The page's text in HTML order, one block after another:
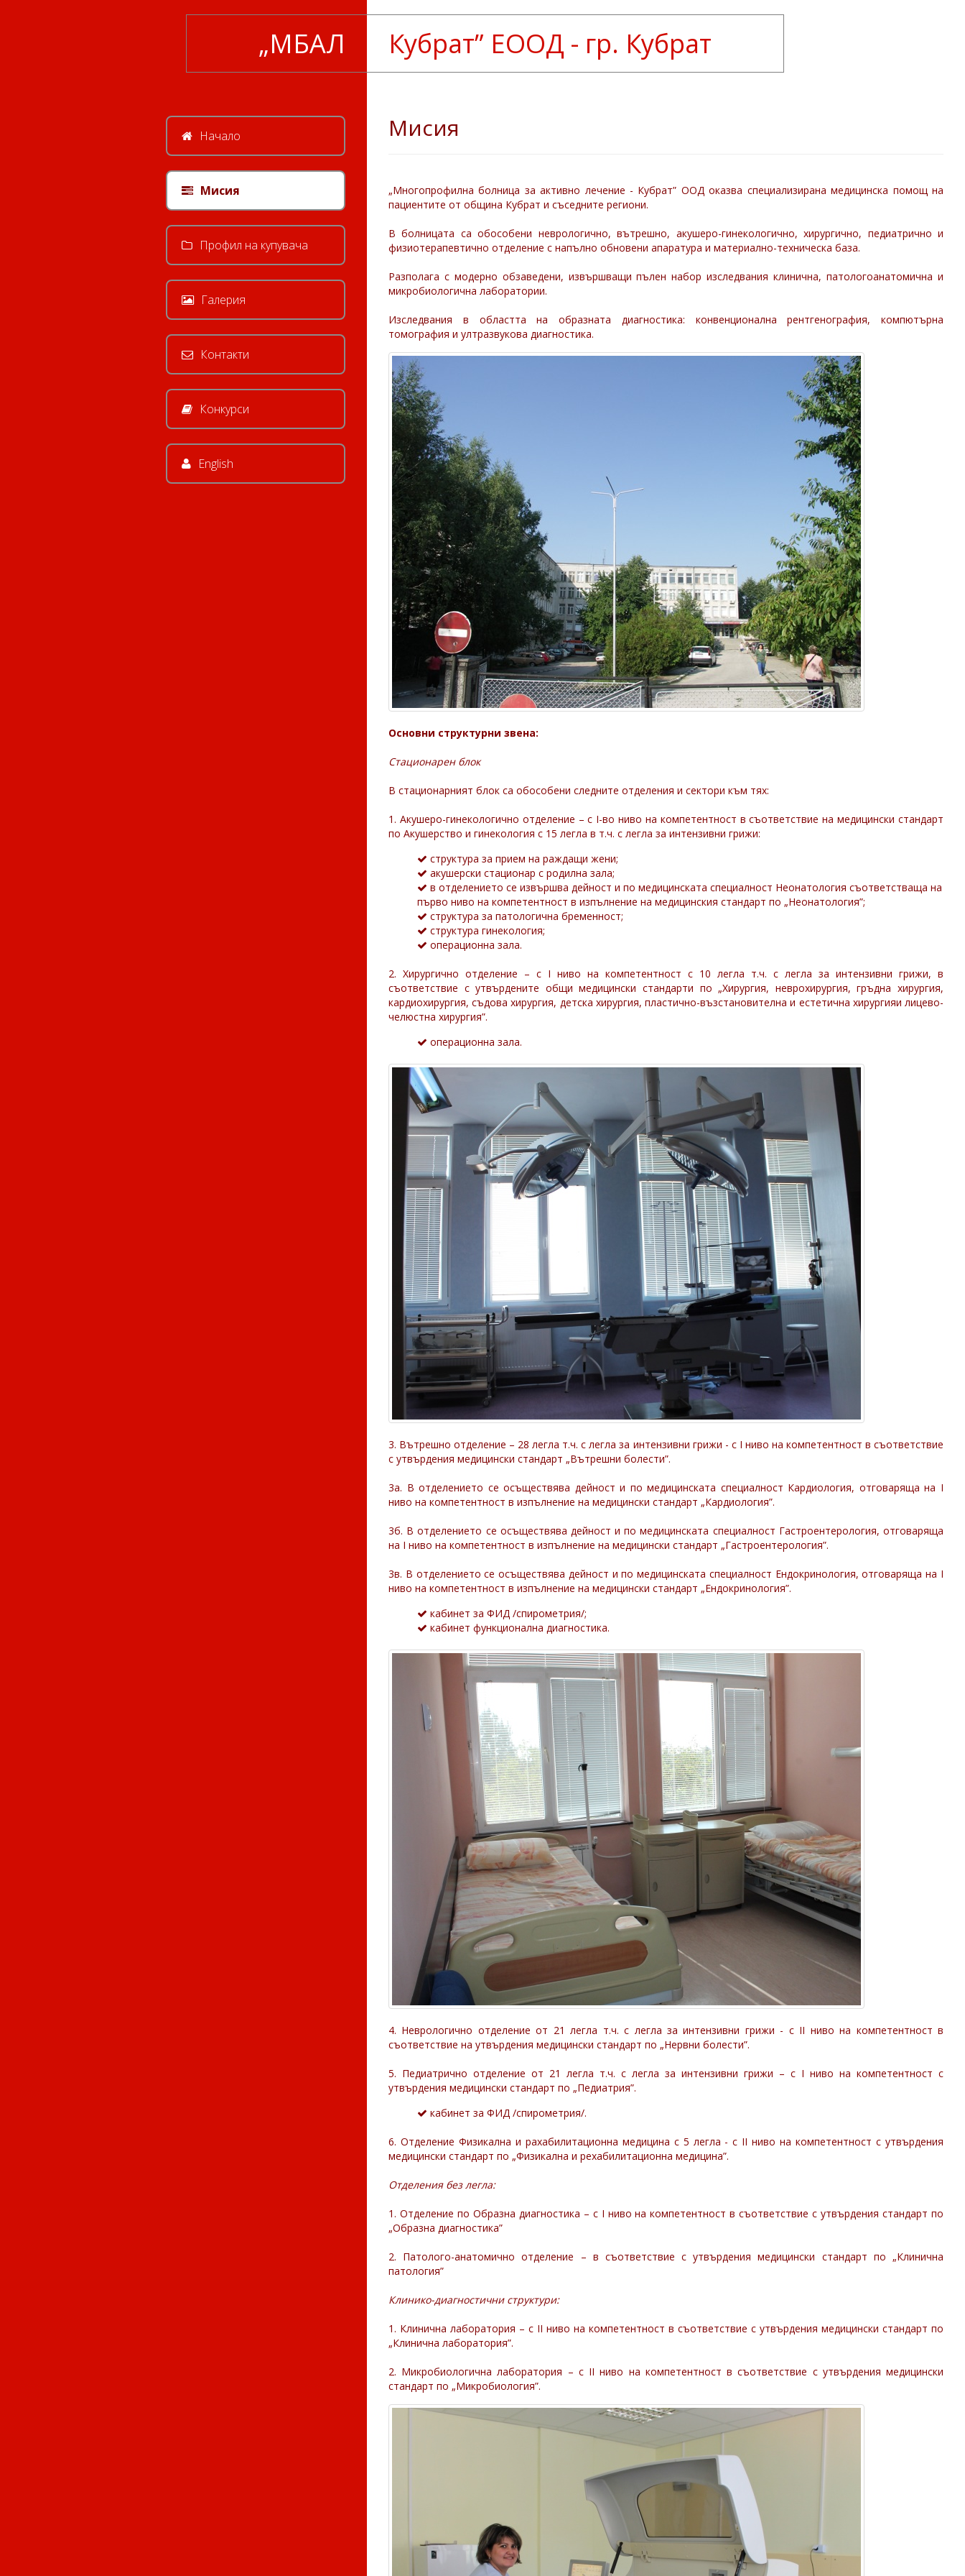
„МБАЛ
Начало
Мисия
Профил на купувача
Галерия
Контакти
Конкурси
English
Кубрат” ЕООД - гр. Кубрат
Мисия
„Многопрофилна болница за активно лечение - Кубрат” ООД оказва специализирана медицинска помощ на
пациентите от община Кубрат и съседните региони.
В болницата са обособени неврологично, вътрешно, акушеро-гинекологично, хирургично, педиатрично и
физиотерапевтично отделение с напълно обновени апаратура и материално-техническа база.
Разполага с модерно обзаведени, извършващи пълен набор изследвания клинична, патологоанатомична и
микробиологична лаборатории.
Изследвания в областта на образната диагностика: конвенционална рентгенография, компютърна
томография и ултразвукова диагностика.
Основни структурни звена:
Стационарен блок
В стационарният блок са обособени следните отделения и сектори към тях:
1. Акушеро-гинекологично отделение – с І-во ниво на компетентност в съответствие на медицински стандарт
по Акушерство и гинекология с 15 легла в т.ч. с легла за интензивни грижи:
структура за прием на раждащи жени;
акушерски стационар с родилна зала;
в отделението се извършва дейност и по медицинската специалност Неонатология съответстваща на
първо ниво на компетентност в изпълнение на медицинския стандарт по „Неонатология”;
структура за патологична бременност;
структура гинекология;
операционна зала.
2. Хирургично отделение – с І ниво на компетентност с 10 легла т.ч. с легла за интензивни грижи, в
съответствие с утвърдените общи медицински стандарти по „Хирургия, неврохирургия, гръдна хирургия,
кардиохирургия, съдова хирургия, детска хирургия, пластично-възстановителна и естетична хирургияи лицево-
челюстна хирургия”.
операционна зала.
3. Вътрешно отделение – 28 легла т.ч. с легла за интензивни грижи - с І ниво на компетентност в съответствие
с утвърдения медицински стандарт „Вътрешни болести”.
3а. В отделението се осъществява дейност и по медицинската специалност Кардиология, отговаряща на І
ниво на компетентност в изпълнение на медицински стандарт „Кардиология”.
3б. В отделението се осъществява дейност и по медицинската специалност Гастроентерология, отговаряща
на І ниво на компетентност в изпълнение на медицински стандарт „Гастроентерология”.
3в. В отделението се осъществява дейност и по медицинската специалност Ендокринология, отговаряща на І
ниво на компетентност в изпълнение на медицински стандарт „Ендокринология”.
кабинет за ФИД /спирометрия/;
кабинет функционална диагностика.
4. Неврологично отделение от 21 легла т.ч. с легла за интензивни грижи - с ІІ ниво на компетентност в
съответствие на утвърдения медицински стандарт по „Нервни болести”.
5. Педиатрично отделение от 21 легла т.ч. с легла за интензивни грижи – с І ниво на компетентност с
утвърдения медицински стандарт по „Педиатрия”.
кабинет за ФИД /спирометрия/.
6. Отделение Физикална и рахабилитационна медицина с 5 легла - с ІІ ниво на компетентност с утвърдения
медицински стандарт по „Физикална и рехабилитационна медицина”.
Отделения без легла:
1. Отделение по Образна диагностика – с І ниво на компетентност в съответствие с утвърдения стандарт по
„Образна диагностика”
2. Патолого-анатомично отделение – в съответствие с утвърдения медицински стандарт по „Клинична
патология”
Клинико-диагностични структури:
1. Клинична лаборатория – с ІІ ниво на компетентност в съответствие с утвърдения медицински стандарт по
„Клинична лаборатория”.
2. Микробиологична лаборатория – с ІІ ниво на компетентност в съответствие с утвърдения медицински
стандарт по „Микробиология”.